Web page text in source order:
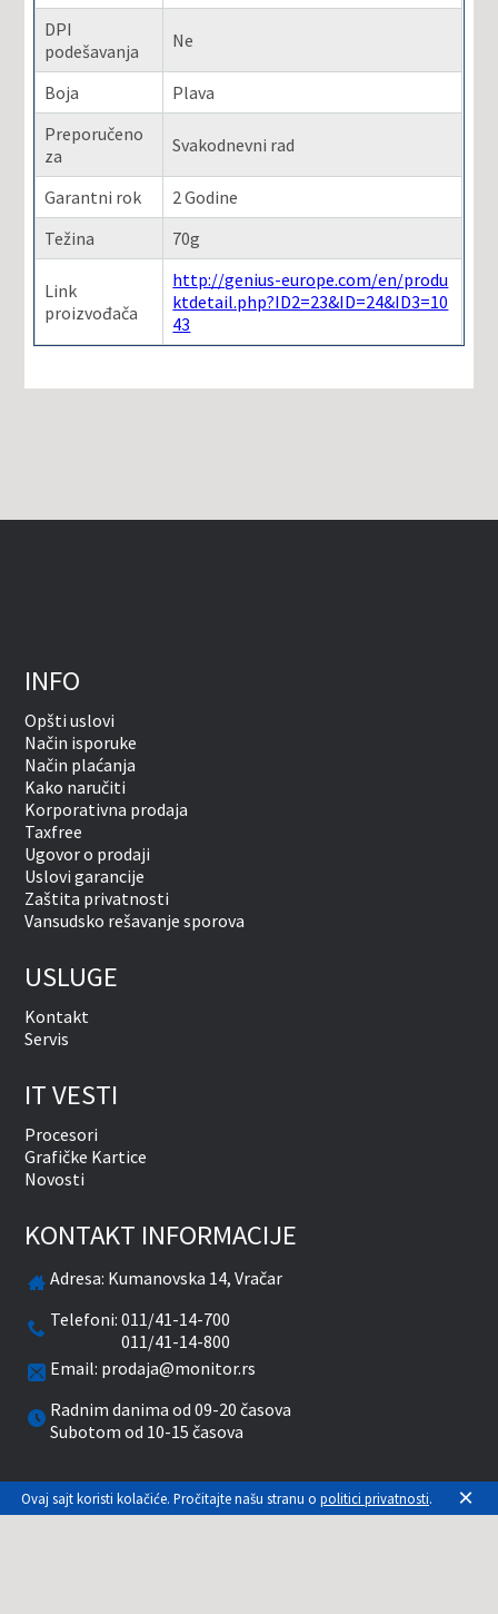
DPI
podešavanja
Ne
Boja
Plava
Preporučeno
za
Svakodnevni rad
Garantni rok
2 Godine
Težina
70g
Link
proizvođača
http://genius-europe.com/en/produ
ktdetail.php?ID2=23&ID=24&ID3=10
43
INFO
Opšti uslovi
Način isporuke
Način plaćanja
Kako naručiti
Korporativna prodaja
Taxfree
Ugovor o prodaji
Uslovi garancije
Zaštita privatnosti
Vansudsko rešavanje sporova
USLUGE
Kontakt
Servis
IT VESTI
Procesori
Grafičke Kartice
Novosti
KONTAKT INFORMACIJE
Adresa: Kumanovska 14, Vračar
Telefoni:011/41-14-700
011/41-14-800
Email: prodaja@monitor.rs
Radnim danima od 09-20 časova
Subotom od 10-15 časova
facebooktwitterpinterestinstagramyoutube
Ovaj sajt koristi kolačiće. Pročitajte našu stranu o politici privatnosti. ×